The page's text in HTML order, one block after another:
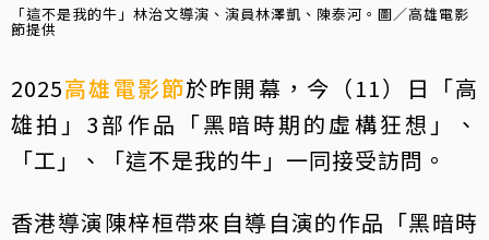
「這不是我的牛」林治文導演、演員林澤凱、陳泰河。圖／高雄電影
節提供
2025高雄電影節於昨開幕，今（11）日「高
雄拍」3部作品「黑暗時期的虛構狂想」、
「工」、「這不是我的牛」一同接受訪問。
香港導演陳梓桓帶來自導自演的作品「黑暗時